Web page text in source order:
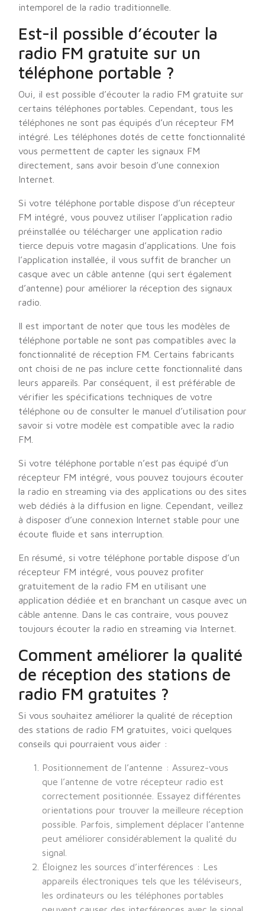
intemporel de la radio traditionnelle.
Est-il possible d’écouter la
radio FM gratuite sur un
téléphone portable ?
Oui, il est possible d’écouter la radio FM gratuite sur
certains téléphones portables. Cependant, tous les
téléphones ne sont pas équipés d’un récepteur FM
intégré. Les téléphones dotés de cette fonctionnalité
vous permettent de capter les signaux FM
directement, sans avoir besoin d’une connexion
Internet.
Si votre téléphone portable dispose d’un récepteur
FM intégré, vous pouvez utiliser l’application radio
préinstallée ou télécharger une application radio
tierce depuis votre magasin d’applications. Une fois
l’application installée, il vous suffit de brancher un
casque avec un câble antenne (qui sert également
d’antenne) pour améliorer la réception des signaux
radio.
Il est important de noter que tous les modèles de
téléphone portable ne sont pas compatibles avec la
fonctionnalité de réception FM. Certains fabricants
ont choisi de ne pas inclure cette fonctionnalité dans
leurs appareils. Par conséquent, il est préférable de
vérifier les spécifications techniques de votre
téléphone ou de consulter le manuel d’utilisation pour
savoir si votre modèle est compatible avec la radio
FM.
Si votre téléphone portable n’est pas équipé d’un
récepteur FM intégré, vous pouvez toujours écouter
la radio en streaming via des applications ou des sites
web dédiés à la diffusion en ligne. Cependant, veillez
à disposer d’une connexion Internet stable pour une
écoute fluide et sans interruption.
En résumé, si votre téléphone portable dispose d’un
récepteur FM intégré, vous pouvez profiter
gratuitement de la radio FM en utilisant une
application dédiée et en branchant un casque avec un
câble antenne. Dans le cas contraire, vous pouvez
toujours écouter la radio en streaming via Internet.
Comment améliorer la qualité
de réception des stations de
radio FM gratuites ?
Si vous souhaitez améliorer la qualité de réception
des stations de radio FM gratuites, voici quelques
conseils qui pourraient vous aider :
Positionnement de l’antenne : Assurez-vous
que l’antenne de votre récepteur radio est
correctement positionnée. Essayez différentes
orientations pour trouver la meilleure réception
possible. Parfois, simplement déplacer l’antenne
peut améliorer considérablement la qualité du
signal.
Éloignez les sources d’interférences : Les
appareils électroniques tels que les téléviseurs,
les ordinateurs ou les téléphones portables